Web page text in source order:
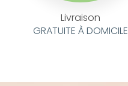
Livraison
GRATUITE À DOMICILE